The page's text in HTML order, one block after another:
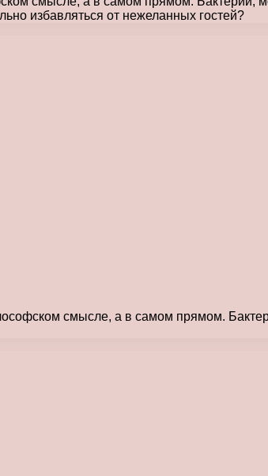
избавляться от нежеланных гостей?
смысле, а в самом прямом.